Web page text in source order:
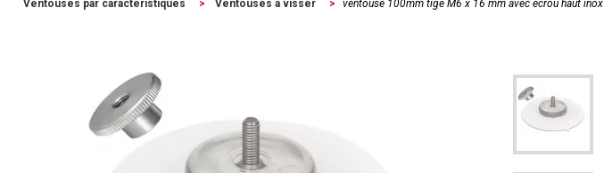
Ventouses par caractéristiques > Ventouses à visser > ventouse 100mm tige M6 x 16 mm avec écrou haut inox